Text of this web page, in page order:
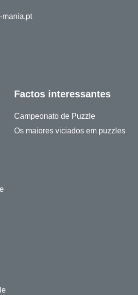
mania.pt
Factos interessantes
Campeonato de Puzzle
Os maiores viciados em puzzles